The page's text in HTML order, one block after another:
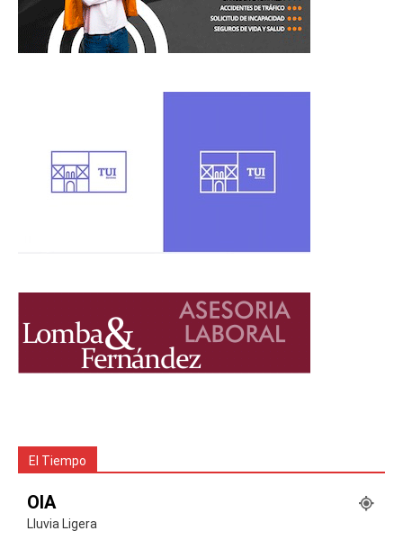
El Tiempo
OIA
Lluvia Ligera